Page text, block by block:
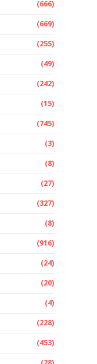
(666)
(669)
(255)
(49)
(242)
(15)
(745)
(3)
(8)
(27)
(327)
(8)
(916)
(24)
(20)
(4)
(228)
(453)